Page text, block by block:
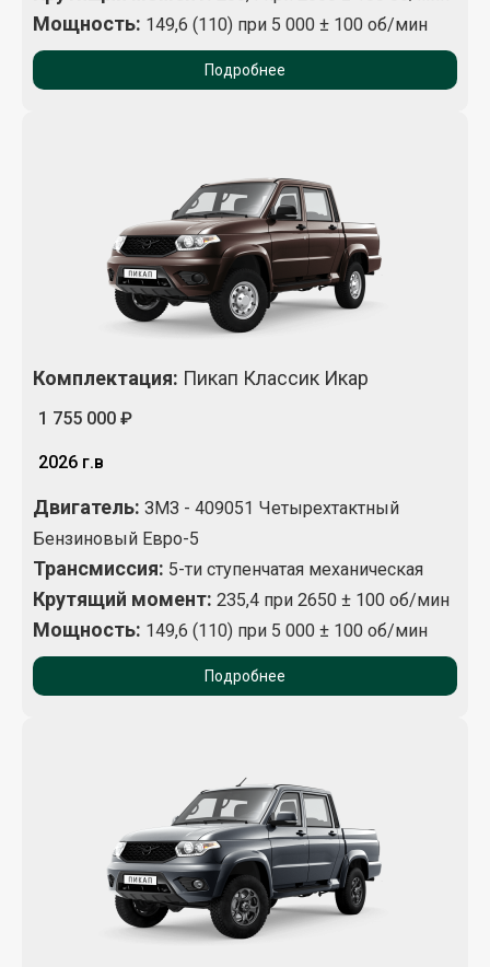
Мощность: 149,6 (110) при 5 000 ± 100 об/мин
Подробнее
Комплектация: Пикап Классик Икар
1 755 000 ₽
2026 г.в
Двигатель: ЗМЗ - 409051 Четырехтактный
Бензиновый Евро-5
Трансмиссия: 5-ти ступенчатая механическая
Крутящий момент: 235,4 при 2650 ± 100 об/мин
Мощность: 149,6 (110) при 5 000 ± 100 об/мин
Подробнее